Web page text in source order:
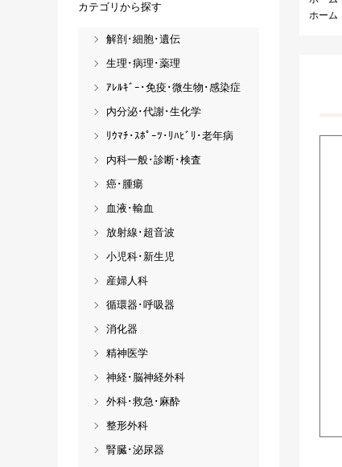
ホーム
カテゴリから探す
解剖･細胞･遺伝
生理･病理･薬理
ｱﾚﾙｷﾞｰ･免疫･微生物･感染症
内分泌･代謝･生化学
ﾘｳﾏﾁ･ｽﾎﾟｰﾂ･ﾘﾊﾋﾞﾘ･老年病
内科一般･診断･検査
癌･腫瘍
血液･輸血
放射線･超音波
小児科･新生児
産婦人科
循環器･呼吸器
消化器
精神医学
神経･脳神経外科
外科･救急･麻酔
整形外科
腎臓･泌尿器